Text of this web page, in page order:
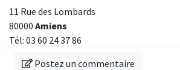
11 Rue des Lombards
80000 Amiens
Tél: 03 60 24 37 86
Donnez votre avis sur cette librairie
Postez un commentaire